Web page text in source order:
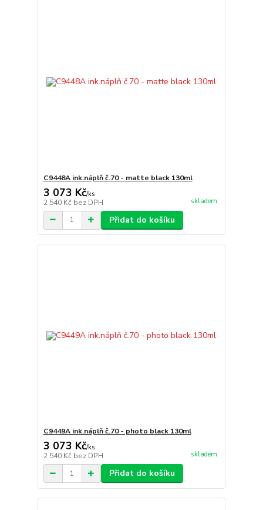
C9448A ink.náplň č.70 - matte black 130ml
3 073 Kč/ks
2 540 Kč bez DPH skladem
Přidat do košíku
C9449A ink.náplň č.70 - photo black 130ml
3 073 Kč/ks
2 540 Kč bez DPH skladem
Přidat do košíku